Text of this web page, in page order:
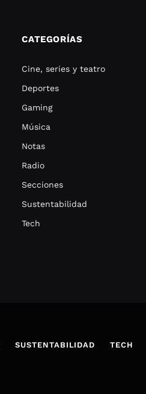
CATEGORÍAS
Cine, series y teatro
Deportes
Gaming
Música
Notas
Radio
Secciones
Sustentabilidad
Tech
SUSTENTABILIDAD TECH